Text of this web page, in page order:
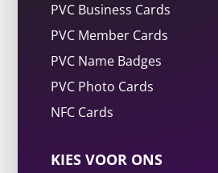
PVC Business Cards
PVC Member Cards
PVC Name Badges
PVC Photo Cards
NFC Cards
KIES VOOR ONS